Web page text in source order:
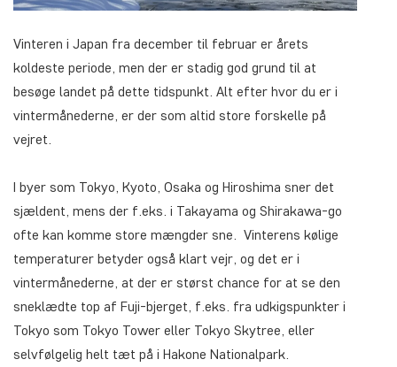
Vinteren i Japan fra december til februar er årets
koldeste periode, men der er stadig god grund til at
besøge landet på dette tidspunkt. Alt efter hvor du er i
vintermånederne, er der som altid store forskelle på
vejret.
I byer som Tokyo, Kyoto, Osaka og Hiroshima sner det
sjældent, mens der f.eks. i Takayama og Shirakawa-go
ofte kan komme store mængder sne. Vinterens kølige
temperaturer betyder også klart vejr, og det er i
vintermånederne, at der er størst chance for at se den
sneklædte top af Fuji-bjerget, f.eks. fra udkigspunkter i
Tokyo som Tokyo Tower eller Tokyo Skytree, eller
selvfølgelig helt tæt på i Hakone Nationalpark.